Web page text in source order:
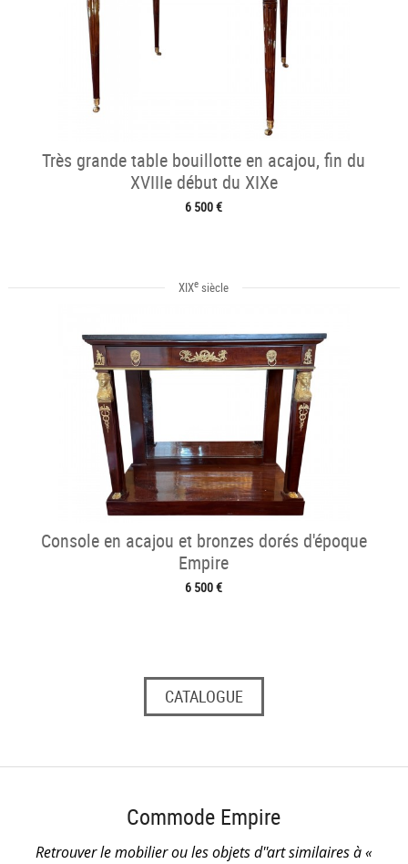
Très grande table bouillotte en acajou, fin du
XVIIIe début du XIXe
6 500 €
XIXe siècle
Console en acajou et bronzes dorés d'époque
Empire
6 500 €
CATALOGUE
Commode Empire
Retrouver le mobilier ou les objets d''art similaires à «